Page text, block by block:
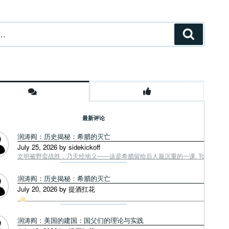
索
最新评论
润涛阎：历史揭秘：希腊的灭亡
July 25, 2026 by sidekickoff
文明被野蛮战胜，乃天经地义——这是希腊留给后人最沉重的一课. Tough
润涛阎：历史揭秘：希腊的灭亡
July 20, 2026 by 提酒扛花
润涛阎：美国的建国：国父们的理论与实践